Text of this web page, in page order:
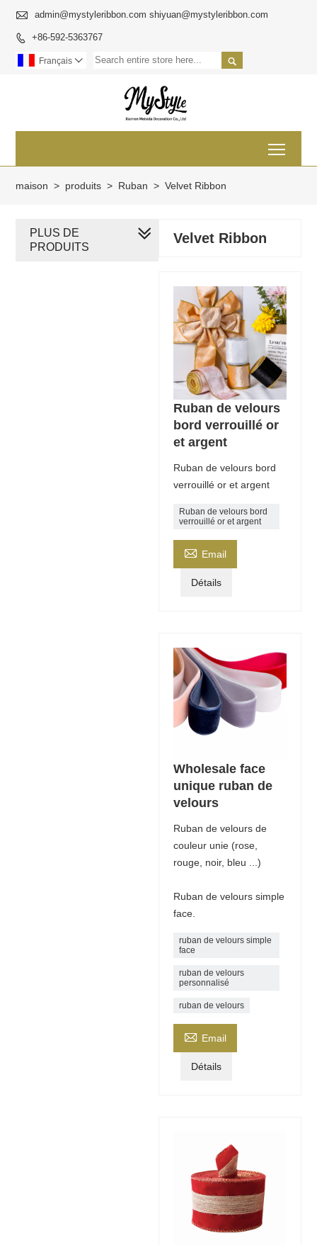
 admin@mystyleribbon.com shiyuan@mystyleribbon.com
 +86-592-5363767

Français 
maison > produits > Ruban > Velvet Ribbon
Velvet Ribbon
Ruban de velours
bord verrouillé or
et argent
Ruban de velours bord
verrouillé or et argent
Ruban de velours bord
verrouillé or et argent
 Email
Détails
Wholesale face
unique ruban de
velours
Ruban de velours de
couleur unie (rose,
rouge, noir, bleu ...)
Ruban de velours simple
face.
ruban de velours simple
face
ruban de velours
personnalisé
ruban de velours
 Email
Détails
PLUS DE
PRODUITS